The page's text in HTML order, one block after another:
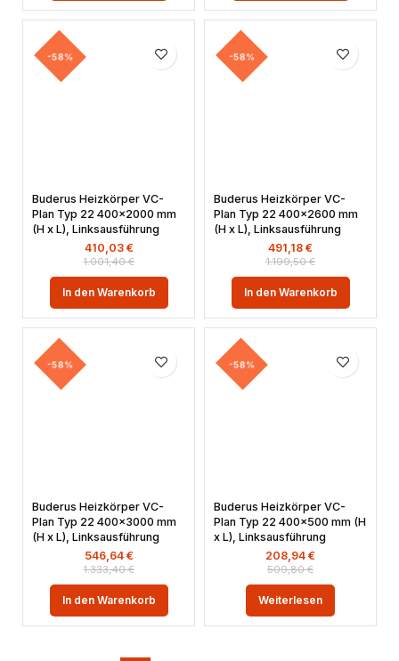
-58%
Buderus Heizkörper VC-
Plan Typ 22 400×2000 mm
(H x L), Linksausführung
1.001,40€
410,03 €
In den Warenkorb
-58%
Buderus Heizkörper VC-
Plan Typ 22 400×2600 mm
(H x L), Linksausführung
1.199,50€
491,18 €
In den Warenkorb
-58%
Buderus Heizkörper VC-
Plan Typ 22 400×3000 mm
(H x L), Linksausführung
1.333,40€
546,64 €
In den Warenkorb
-58%
Buderus Heizkörper VC-
Plan Typ 22 400×500 mm (H
x L), Linksausführung
509,80€
208,94 €
Weiterlesen